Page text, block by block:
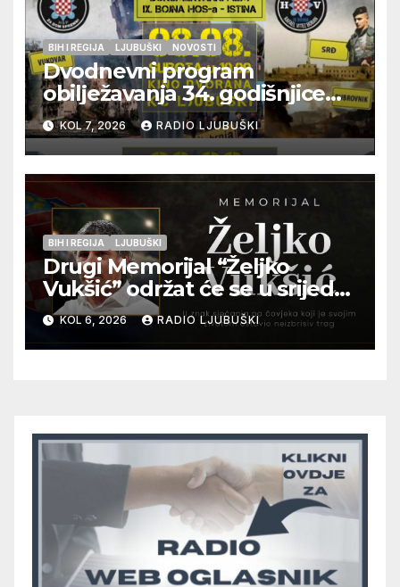
BIH I REGIJA LJUBUŠKI NOVOSTI
Dvodnevni program
obilježavanja 34. godišnjice
pogibije generala Blaža
Kraljevića i osmorice
pripadnika HOS-a
KOL 7, 2026 RADIO LJUBUŠKI
BIH I REGIJA LJUBUŠKI
Drugi Memorijal “Željko
Vukšić” održat će se u srijedu
12. kolovoza u Otoku
KOL 6, 2026 RADIO LJUBUŠKI